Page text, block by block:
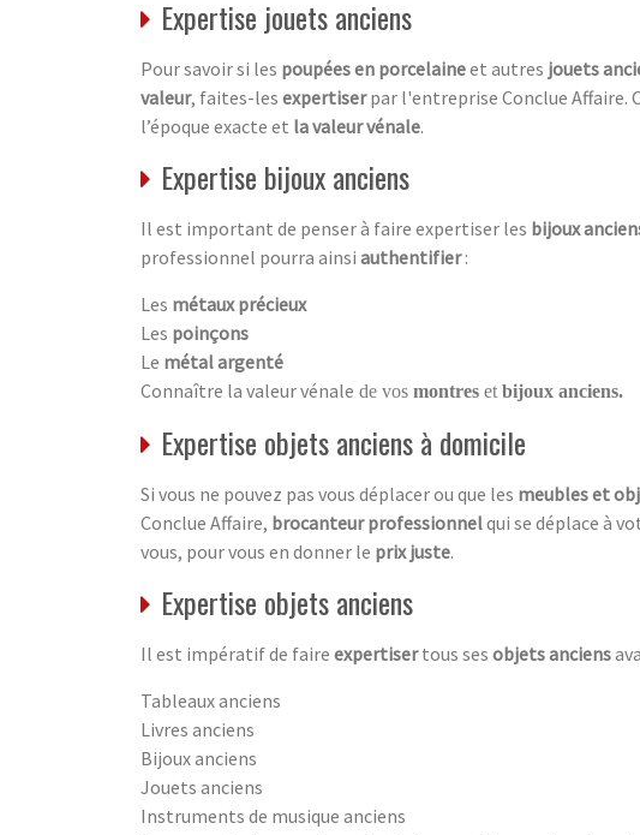
Expertise jouets anciens
Pour savoir si les poupées en porcelaineet autres jouets
valeur, faites-les expertiserpar l'entreprise Conclue Affaire.
l’époque exacte et la valeur vénale.
Expertise bijoux anciens
Il est important de penser à faire expertiser les bijoux
professionnel pourra ainsi authentifier:
Les métaux précieux
Les poinçons
Le métal argenté
Connaître la valeur vénale de vos montres et bijoux anciens.
Expertise objets anciens à domicile
Si vous ne pouvez pas vous déplacer ou que les meubles et
Conclue Affaire, brocanteur professionnelqui se déplace à
vous, pour vous en donner le prix juste.
Expertise objets anciens
Il est impératif de faire expertisertous ses objets anciens
Tableaux anciens
Livres anciens
Bijoux anciens
Jouets anciens
Instruments de musique anciens